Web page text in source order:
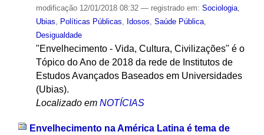
modificação12/01/2018 08:32 — registrado em: Sociologia,
Ubias, Políticas Públicas, Idosos, Saúde Pública,
Desigualdade
"Envelhecimento - Vida, Cultura, Civilizações" é o
Tópico do Ano de 2018 da rede de Institutos de
Estudos Avançados Baseados em Universidades
(Ubias).
Localizado em NOTÍCIAS
Envelhecimento na América Latina é tema de